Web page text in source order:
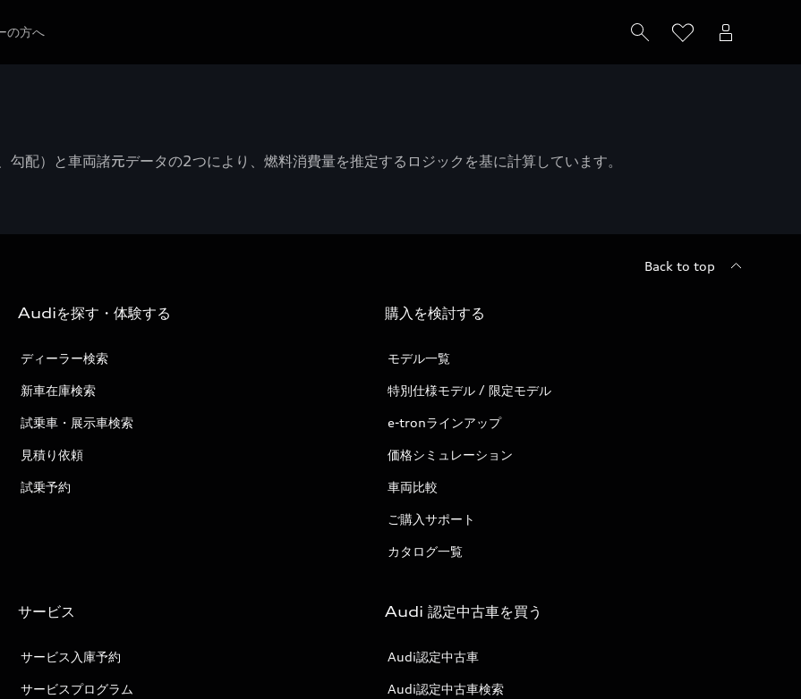
の方へ
配）と車両諸元データの2つにより、燃料消費量を推定するロジックを基に計算しています。
Back to top
Audiを探す・体験する
ディーラー検索
新車在庫検索
試乗車・展示車検索
見積り依頼
試乗予約
購入を検討する
モデル一覧
特別仕様モデル / 限定モデル
e-tronラインアップ
価格シミュレーション
車両比較
ご購入サポート
カタログ一覧
サービス
サービス入庫予約
サービスプログラム
Audi 認定中古車を買う
Audi認定中古車
Audi認定中古車検索